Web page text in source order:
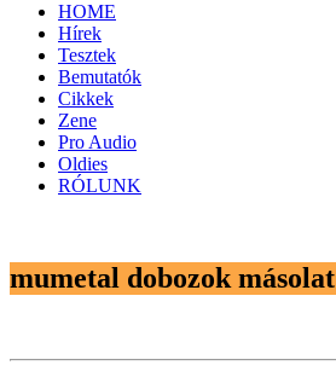
HOME
Hírek
Tesztek
Bemutatók
Cikkek
Zene
Pro Audio
Oldies
RÓLUNK
mumetal dobozok másolat